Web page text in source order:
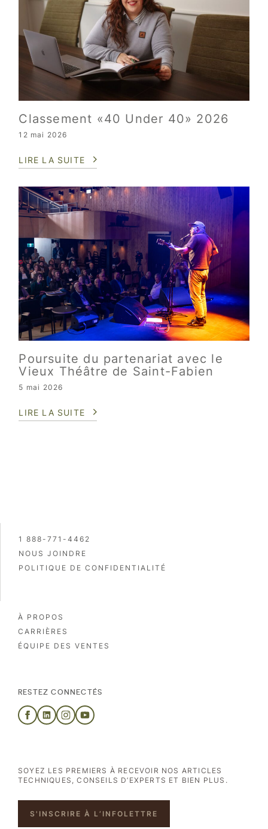
Classement «40 Under 40» 2026
12 mai 2026
LIRE LA SUITE
Poursuite du partenariat avec le
Vieux Théâtre de Saint-Fabien
5 mai 2026
LIRE LA SUITE
1 888-771-4462
NOUS JOINDRE
POLITIQUE DE CONFIDENTIALITÉ
À PROPOS
CARRIÈRES
ÉQUIPE DES VENTES
RESTEZ CONNECTÉS
SOYEZ LES PREMIERS À RECEVOIR NOS ARTICLES
TECHNIQUES, CONSEILS D’EXPERTS ET BIEN PLUS.
S'INSCRIRE À L’INFOLETTRE